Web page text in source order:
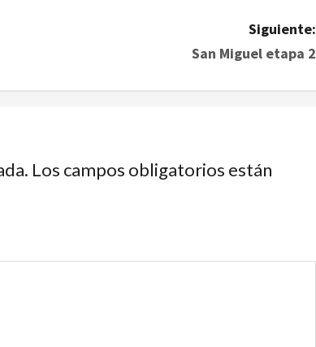
Siguiente:
San Miguel etapa 2
Los campos obligatorios están